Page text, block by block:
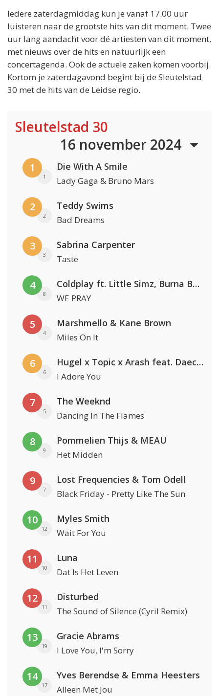
Iedere zaterdagmiddag kun je vanaf 17.00 uur
luisteren naar de grootste hits van dit moment. Twee
uur lang aandacht voor dé artiesten van dit moment,
met nieuws over de hits en natuurlijk een
concertagenda. Ook de actuele zaken komen voorbij.
Kortom je zaterdagavond begint bij de Sleutelstad
30 met de hits van de Leidse regio.
Sleutelstad 30
16 november 2024
1
1
Die With A Smile
Lady Gaga & Bruno Mars
2
2
Teddy Swims
Bad Dreams
3
3
Sabrina Carpenter
Taste
4
8
Coldplay ft. Little Simz, Burna Boy, Elyanna & Tini
WE PRAY
5
4
Marshmello & Kane Brown
Miles On It
6
6
Hugel x Topic x Arash feat. Daecolm
I Adore You
7
5
The Weeknd
Dancing In The Flames
8
9
Pommelien Thijs & MEAU
Het Midden
9
7
Lost Frequencies & Tom Odell
Black Friday - Pretty Like The Sun
10
12
Myles Smith
Wait For You
11
10
Luna
Dat Is Het Leven
12
11
Disturbed
The Sound of Silence (Cyril Remix)
13
19
Gracie Abrams
I Love You, I'm Sorry
14
17
Yves Berendse & Emma Heesters
Alleen Met Jou